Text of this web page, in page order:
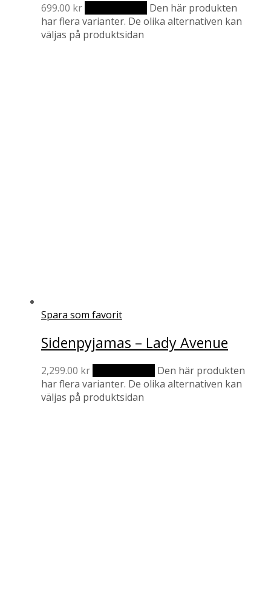
699.00 kr
Den här produkten
har flera varianter. De olika alternativen kan
väljas på produktsidan
Spara som favorit
Sidenpyjamas – Lady Avenue
2,299.00 kr
Den här produkten
har flera varianter. De olika alternativen kan
väljas på produktsidan